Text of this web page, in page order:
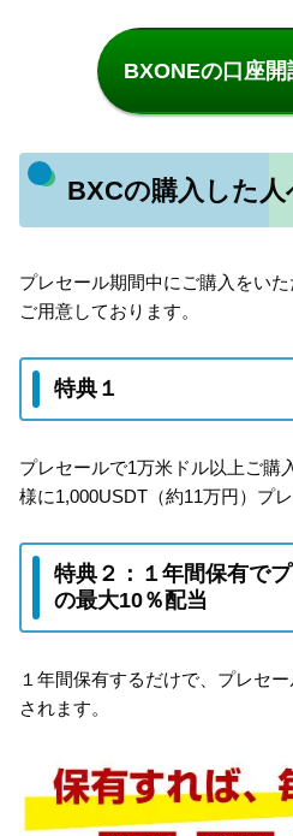
BXONEの口座開
BXCの購入した
プレセール期間中にご購入をい
ご用意しております。
特典１
プレセールで1万米ドル以上ご購
様に1,000USDT（約11万円）プレ
特典２：１年間保有で
の最大10％配当
１年間保有するだけで、プレセ
されます。